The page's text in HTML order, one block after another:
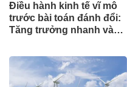
Điều hành kinh tế vĩ mô
trước bài toán đánh đổi:
Tăng trưởng nhanh và